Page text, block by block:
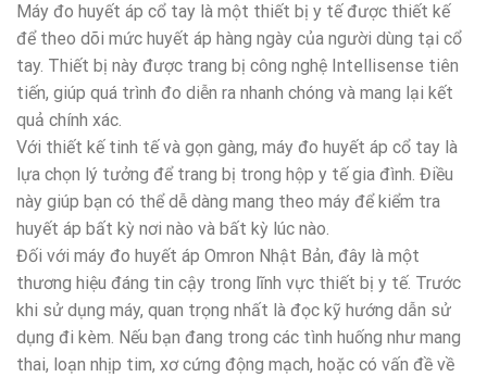
Máy đo huyết áp cổ tay là một thiết bị y tế được thiết kế
để theo dõi mức huyết áp hàng ngày của người dùng tại cổ
tay. Thiết bị này được trang bị công nghệ Intellisense tiên
tiến, giúp quá trình đo diễn ra nhanh chóng và mang lại kết
quả chính xác.
Với thiết kế tinh tế và gọn gàng, máy đo huyết áp cổ tay là
lựa chọn lý tưởng để trang bị trong hộp y tế gia đình. Điều
này giúp bạn có thể dễ dàng mang theo máy để kiểm tra
huyết áp bất kỳ nơi nào và bất kỳ lúc nào.
Đối với máy đo huyết áp Omron Nhật Bản, đây là một
thương hiệu đáng tin cậy trong lĩnh vực thiết bị y tế. Trước
khi sử dụng máy, quan trọng nhất là đọc kỹ hướng dẫn sử
dụng đi kèm. Nếu bạn đang trong các tình huống như mang
thai, loạn nhịp tim, xơ cứng động mạch, hoặc có vấn đề về